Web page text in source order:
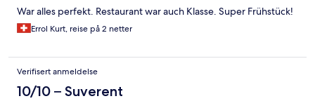
War alles perfekt. Restaurant war auch Klasse. Super Frühstück!
Errol Kurt, reise på 2 netter
Verifisert anmeldelse
10/10 – Suverent